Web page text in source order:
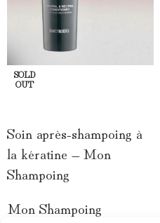
SOLD
OUT
Soin après-shampoing à
la kératine – Mon
Shampoing
Mon Shampoing